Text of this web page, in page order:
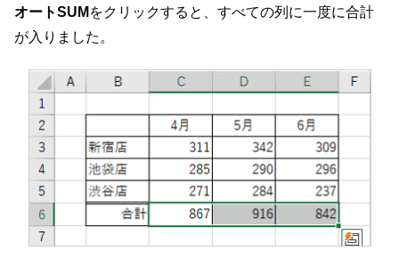
オートSUM をクリックすると、すべての列に一度に合計
が入りました。